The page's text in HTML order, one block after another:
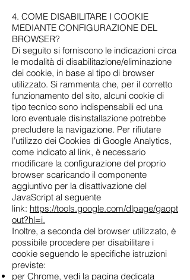
4. COME DISABILITARE I COOKIE
MEDIANTE CONFIGURAZIONE DEL
BROWSER?
Di seguito si forniscono le indicazioni circa
le modalità di disabilitazione/eliminazione
dei cookie, in base al tipo di browser
utilizzato. Si rammenta che, per il corretto
funzionamento del sito, alcuni cookie di
tipo tecnico sono indispensabili ed una
loro eventuale disinstallazione potrebbe
precludere la navigazione. Per rifiutare
l’utilizzo dei Cookies di Google Analytics,
come indicato al link, è necessario
modificare la configurazione del proprio
browser scaricando il componente
aggiuntivo per la disattivazione del
JavaScript al seguente
link: https://tools.google.com/dlpage/gaopt
out?hl=i.
Inoltre, a seconda del browser utilizzato, è
possibile procedere per disabilitare i
cookie seguendo le specifiche istruzioni
previste:
per Chrome, vedi la pagina dedicata